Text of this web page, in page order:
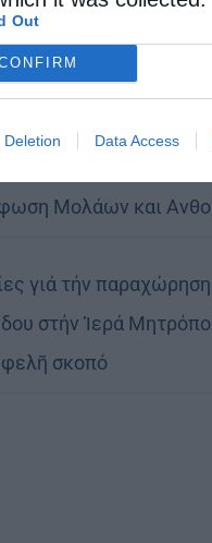
Out
Deletion Data Access
Ιγνάτιος: «Η
της ταπείνωσης και
Μολάων και
γιά τήν
στήν Ἱερά
σκοπό